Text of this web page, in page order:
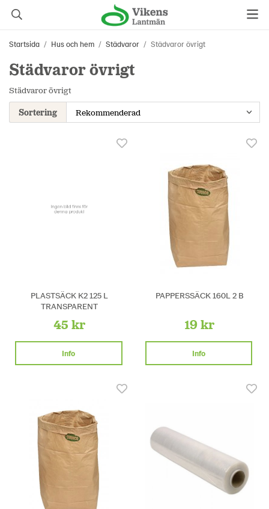
Startsida / Hus och hem / Städvaror / Städvaror övrigt
Städvaror övrigt
Städvaror övrigt
Sortering
PLASTSÄCK K2 125 L
TRANSPARENT
45 kr
Info
PAPPERSSÄCK 160L 2 B
19 kr
Info